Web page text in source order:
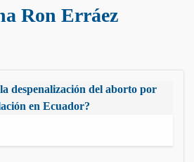
Ron Erráez